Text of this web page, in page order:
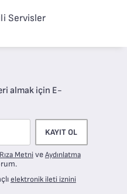
Servisler
almak için E-
KAYIT OL
MetniveAydınlatma
elektronik ileti iznini